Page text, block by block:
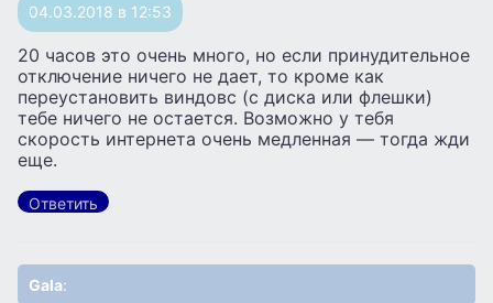
04.03.2018 в 12:53
20 часов это очень много, но если принудительное
отключение ничего не дает, то кроме как
переустановить виндовс (с диска или флешки)
тебе ничего не остается. Возможно у тебя
скорость интернета очень медленная — тогда жди
еще.
Ответить
Gala: